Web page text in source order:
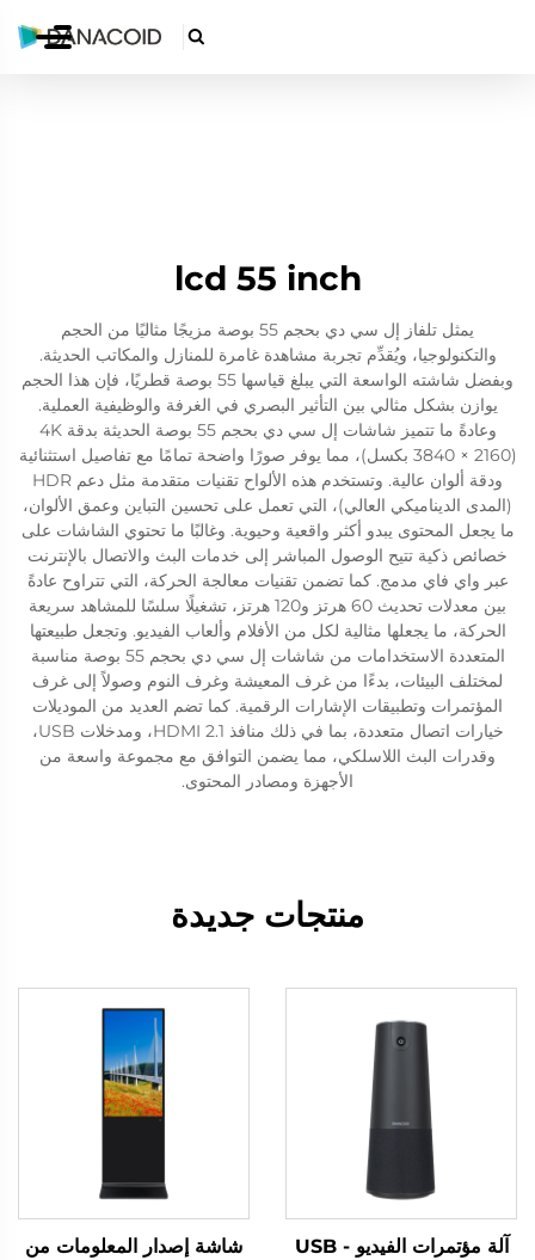

lcd 55 inch
يمثل تلفاز إل سي دي بحجم 55 بوصة مزيجًا مثاليًا من الحجم
والتكنولوجيا، ويُقدِّم تجربة مشاهدة غامرة للمنازل والمكاتب الحديثة.
وبفضل شاشته الواسعة التي يبلغ قياسها 55 بوصة قطريًا، فإن هذا الحجم
يوازن بشكل مثالي بين التأثير البصري في الغرفة والوظيفية العملية.
وعادةً ما تتميز شاشات إل سي دي بحجم 55 بوصة الحديثة بدقة 4K
(3840 × 2160 بكسل)، مما يوفر صورًا واضحة تمامًا مع تفاصيل استثنائية
ودقة ألوان عالية. وتستخدم هذه الألواح تقنيات متقدمة مثل دعم HDR
(المدى الديناميكي العالي)، التي تعمل على تحسين التباين وعمق الألوان،
ما يجعل المحتوى يبدو أكثر واقعية وحيوية. وغالبًا ما تحتوي الشاشات على
خصائص ذكية تتيح الوصول المباشر إلى خدمات البث والاتصال بالإنترنت
عبر واي فاي مدمج. كما تضمن تقنيات معالجة الحركة، التي تتراوح عادةً
بين معدلات تحديث 60 هرتز و120 هرتز، تشغيلًا سلسًا للمشاهد سريعة
الحركة، ما يجعلها مثالية لكل من الأفلام وألعاب الفيديو. وتجعل طبيعتها
المتعددة الاستخدامات من شاشات إل سي دي بحجم 55 بوصة مناسبة
لمختلف البيئات، بدءًا من غرف المعيشة وغرف النوم وصولاً إلى غرف
المؤتمرات وتطبيقات الإشارات الرقمية. كما تضم العديد من الموديلات
خيارات اتصال متعددة، بما في ذلك منافذ HDMI 2.1، ومدخلات USB،
وقدرات البث اللاسلكي، مما يضمن التوافق مع مجموعة واسعة من
الأجهزة ومصادر المحتوى.
منتجات جديدة
آلة مؤتمرات الفيديو USB -
شاشة إصدار المعلومات من